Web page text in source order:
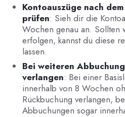
Kontoauszüge nach
prüfen: Sieh dir die
Wochen genau an. Sollten
erfolgen, kannst du diese
lassen.
Bei weiteren
verlangen: Bei einer
innerhalb von 8 Wochen
Rückbuchung verlangen,
Abbuchungen sogar